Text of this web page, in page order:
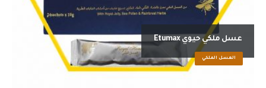
عسل ملكي حيوي Etumax
العسل الملكي